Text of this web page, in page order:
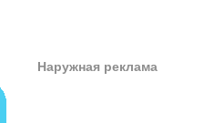
Наружная реклама